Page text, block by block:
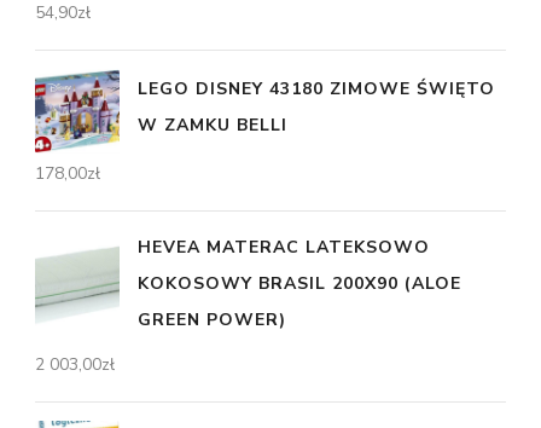
54,90zł
LEGO DISNEY 43180 ZIMOWE ŚWIĘTO
W ZAMKU BELLI
178,00zł
HEVEA MATERAC LATEKSOWO
KOKOSOWY BRASIL 200X90 (ALOE
GREEN POWER)
2 003,00zł